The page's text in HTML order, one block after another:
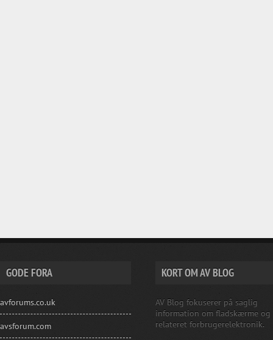
GODE FORA
avforums.co.uk
avsforum.com
KORT OM AV BLOG
AV Blog fokuserer på saglig
information om fladskærme og
relateret forbrugerelektronik.